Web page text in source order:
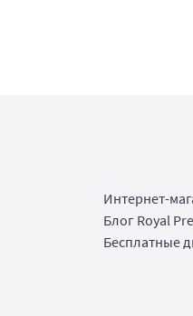
Интернет-
Блог Royal
Бесплатные